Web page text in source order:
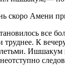
скоро Амени
все
труднее. К
Ишшакум